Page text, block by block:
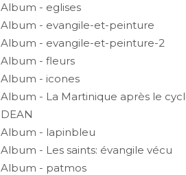
Album - eglises
Album - evangile-et-peinture
Album - evangile-et-peinture-2
Album - fleurs
Album - icones
Album - La Martinique après le
DEAN
Album - lapinbleu
Album - Les saints: évangile vécu
Album - patmos